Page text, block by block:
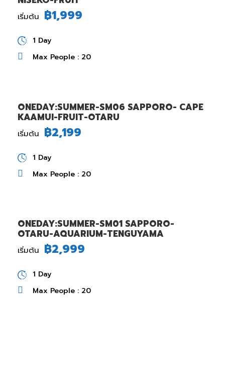
เริ่มต้น ฿1,999
1 Day
Max People : 20
ONEDAY:SUMMER-SM06 SAPPORO- CAPE
KAAMUI-FRUIT-OTARU
เริ่มต้น ฿2,199
1 Day
Max People : 20
ONEDAY:SUMMER-SM01 SAPPORO-
OTARU-AQUARIUM-TENGUYAMA
เริ่มต้น ฿2,999
1 Day
Max People : 20